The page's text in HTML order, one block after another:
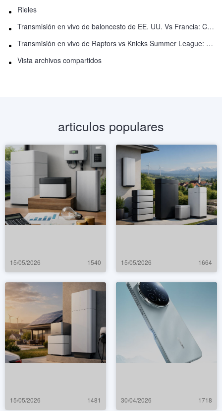
Rieles
Transmisión en vivo de baloncesto de EE. UU. Vs Francia: Cómo ver en línea
Transmisión en vivo de Raptors vs Knicks Summer League: Cómo ver
Vista archivos compartidos
articulos populares
15/05/2026 1540 15/05/2026 1664
15/05/2026 1481 30/04/2026 1718